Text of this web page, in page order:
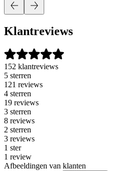
Klantreviews
152 klantreviews
5 sterren
121 reviews
4 sterren
19 reviews
3 sterren
8 reviews
2 sterren
3 reviews
1 ster
1 review
Afbeeldingen van klanten